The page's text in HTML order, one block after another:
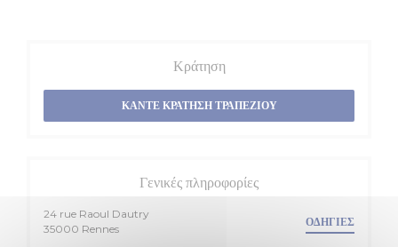
Κράτηση
ΚΆΝΤΕ ΚΡΆΤΗΣΗ ΤΡΑΠΕΖΙΟΎ
Γενικές πληροφορίες
24 rue Raoul Dautry
35000 Rennes((ανοίγει σε νέο παράθυρο)) ΟΔΗΓΊΕΣ